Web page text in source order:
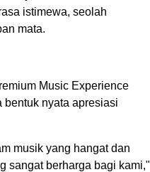
istimewa, seolah
mata.
Music Experience
bentuk nyata apresiasi
musik yang hangat dan
sangat berharga bagi kami,"